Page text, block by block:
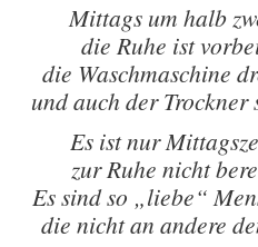
Mittags um halb
die Ruhe ist
die Waschmaschine
und auch der Trockner
Es ist nur
zur Ruhe nicht
Es sind so „liebe“
die nicht an andere